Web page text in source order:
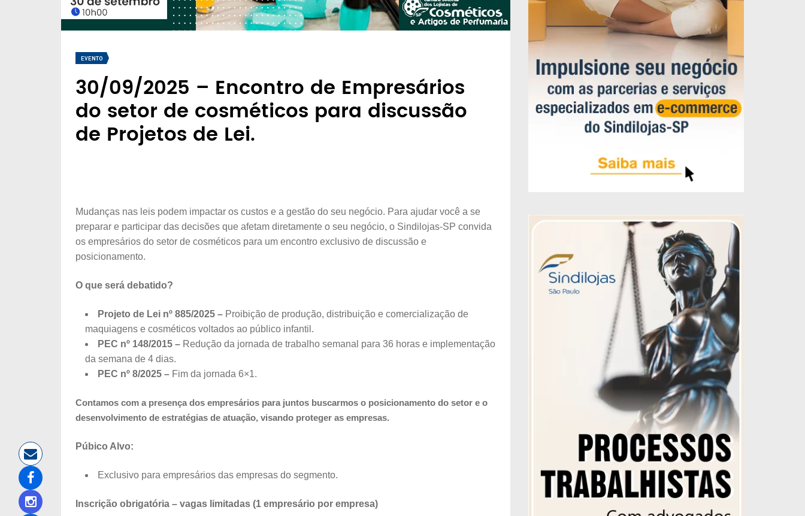
EVENTO
30/09/2025 – Encontro de Empresários
do setor de cosméticos para discussão
de Projetos de Lei.
Mudanças nas leis podem impactar os custos e a gestão do seu negócio. Para ajudar você a se
preparar e participar das decisões que afetam diretamente o seu negócio, o Sindilojas-SP convida
os empresários do setor de cosméticos para um encontro exclusivo de discussão e
posicionamento.
O que será debatido?
Projeto de Lei nº 885/2025 – Proibição de produção, distribuição e comercialização de
maquiagens e cosméticos voltados ao público infantil.
PEC nº 148/2015 – Redução da jornada de trabalho semanal para 36 horas e implementação
da semana de 4 dias.
PEC nº 8/2025 – Fim da jornada 6×1.
Contamos com a presença dos empresários para juntos buscarmos o posicionamento do setor e o
desenvolvimento de estratégias de atuação, visando proteger as empresas.
Púbico Alvo:
Exclusivo para empresários das empresas do segmento.
Inscrição obrigatória – vagas limitadas (1 empresário por empresa)